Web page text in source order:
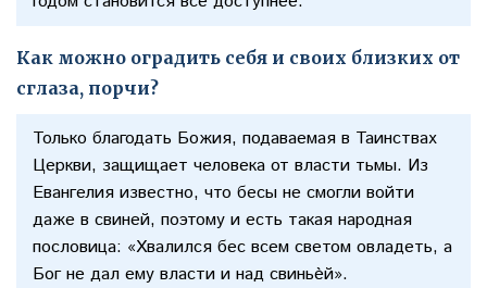
Как можно оградить себя и своих близких от
сглаза, порчи?
Только благодать Божия, подаваемая в Таинствах
Церкви, защищает человека от власти тьмы. Из
Евангелия известно, что бесы не смогли войти
даже в свиней, поэтому и есть такая народная
пословица: «Хвалился бес всем светом овладеть, а
Бог не дал ему власти и над свиньѐй».